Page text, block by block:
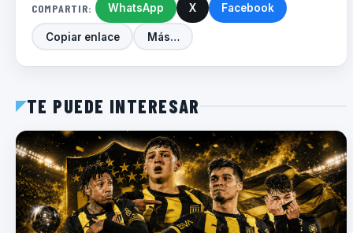
COMPARTIR: WhatsApp X Facebook
Copiar enlace Más…
TE PUEDE INTERESAR